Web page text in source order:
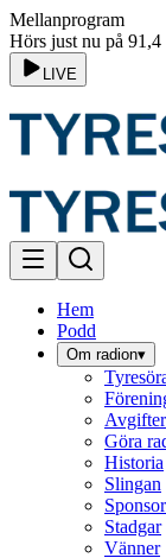
Mellanprogram
Hörs just nu på 91,4
LIVE
Hem
Podd
Om radion▾
Avgifter
Göra
Historia
Slingan
Stadgar
Vänner